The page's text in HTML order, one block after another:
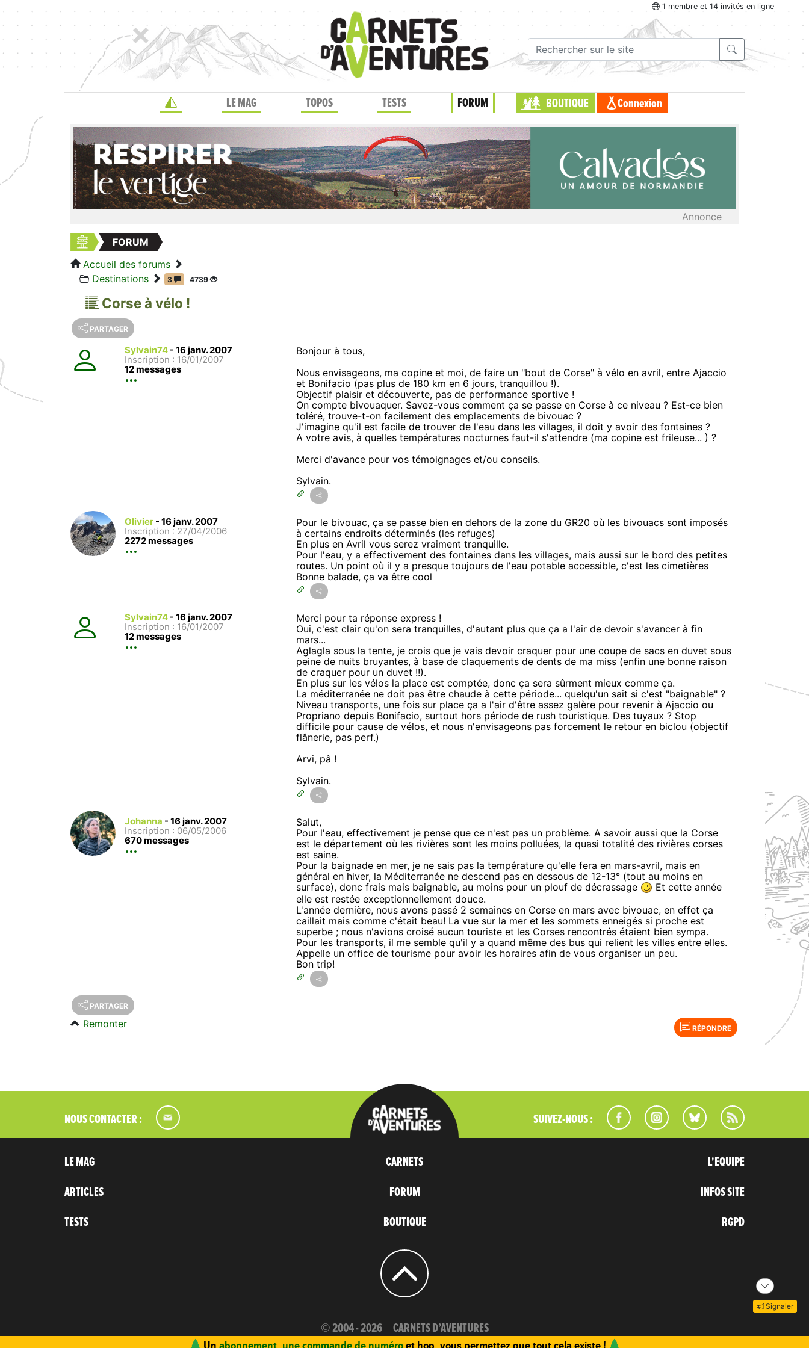
1 membre et 14 invités en ligne
LE MAG TOPOS TESTS FORUM BOUTIQUE Connexion
Annonce
FORUM
Accueil des forums
Destinations
3 4739
Corse à vélo !
PARTAGER
Sylvain74 - 16 janv. 2007
Inscription : 16/01/2007
12 messages
Bonjour à tous,
Nous envisageons, ma copine et moi, de faire un "bout de Corse" à vélo en avril, entre Ajaccio
et Bonifacio (pas plus de 180 km en 6 jours, tranquillou !).
Objectif plaisir et découverte, pas de performance sportive !
On compte bivouaquer. Savez-vous comment ça se passe en Corse à ce niveau ? Est-ce bien
toléré, trouve-t-on facilement des emplacements de bivouac ?
J'imagine qu'il est facile de trouver de l'eau dans les villages, il doit y avoir des fontaines ?
A votre avis, à quelles températures nocturnes faut-il s'attendre (ma copine est frileuse... ) ?
Merci d'avance pour vos témoignages et/ou conseils.
Sylvain.
Olivier - 16 janv. 2007
Inscription : 27/04/2006
2272 messages
Pour le bivouac, ça se passe bien en dehors de la zone du GR20 où les bivouacs sont imposés
à certains endroits déterminés (les refuges)
En plus en Avril vous serez vraiment tranquille.
Pour l'eau, y a effectivement des fontaines dans les villages, mais aussi sur le bord des petites
routes. Un point où il y a presque toujours de l'eau potable accessible, c'est les cimetières
Bonne balade, ça va être cool
Sylvain74 - 16 janv. 2007
Inscription : 16/01/2007
12 messages
Merci pour ta réponse express !
Oui, c'est clair qu'on sera tranquilles, d'autant plus que ça a l'air de devoir s'avancer à fin
mars...
Aglagla sous la tente, je crois que je vais devoir craquer pour une coupe de sacs en duvet sous
peine de nuits bruyantes, à base de claquements de dents de ma miss (enfin une bonne raison
de craquer pour un duvet !!).
En plus sur les vélos la place est comptée, donc ça sera sûrment mieux comme ça.
La méditerranée ne doit pas être chaude à cette période... quelqu'un sait si c'est "baignable" ?
Niveau transports, une fois sur place ça a l'air d'être assez galère pour revenir à Ajaccio ou
Propriano depuis Bonifacio, surtout hors période de rush touristique. Des tuyaux ? Stop
difficile pour cause de vélos, et nous n'envisageons pas forcement le retour en biclou (objectif
flânerie, pas perf.)
Arvi, pâ !
Sylvain.
Johanna - 16 janv. 2007
Inscription : 06/05/2006
670 messages
Salut,
Pour l'eau, effectivement je pense que ce n'est pas un problème. A savoir aussi que la Corse
est le département où les rivières sont les moins polluées, la quasi totalité des rivières corses
est saine.
Pour la baignade en mer, je ne sais pas la température qu'elle fera en mars-avril, mais en
général en hiver, la Méditerranée ne descend pas en dessous de 12-13° (tout au moins en
surface), donc frais mais baignable, au moins pour un plouf de décrassage
Et cette année
elle est restée exceptionnellement douce.
L'année dernière, nous avons passé 2 semaines en Corse en mars avec bivouac, en effet ça
caillait mais comme c'était beau! La vue sur la mer et les sommets enneigés si proche est
superbe ; nous n'avions croisé aucun touriste et les Corses rencontrés étaient bien sympa.
Pour les transports, il me semble qu'il y a quand même des bus qui relient les villes entre elles.
Appelle un office de tourisme pour avoir les horaires afin de vous organiser un peu.
Bon trip!
PARTAGER
RÉPONDRE
Remonter
Signaler
NOUS CONTACTER : SUIVEZ-NOUS :
LE MAG
ARTICLES
TESTS
CARNETS
FORUM
BOUTIQUE
L'EQUIPE
INFOS SITE
RGPD
© 2004 - 2026 CARNETS D’AVENTURES
Un abonnement, une commande de numéroet hop, vous permettez que tout cela existe !